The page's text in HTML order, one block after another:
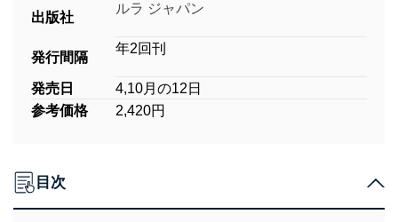
出版社
ルラ ジャパン
発行間隔
年2回刊
発売日
4,10月の12日
参考価格
2,420円
目次